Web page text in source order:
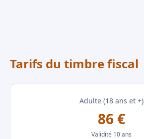
Tarifs du timbre fiscal
Adulte (18 ans et +)
86 €
Validité 10 ans